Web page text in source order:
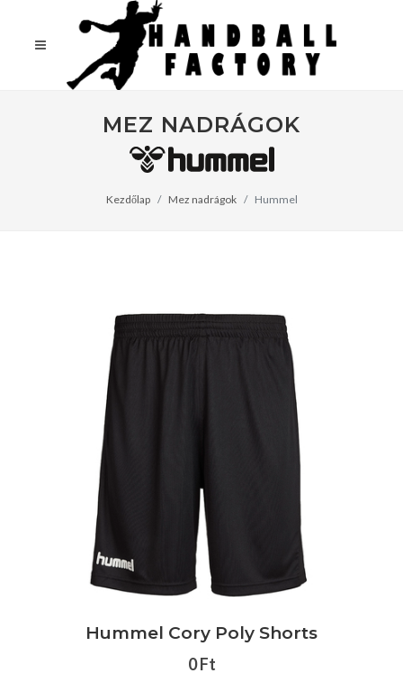
MEZ NADRÁGOK
Kezdőlap Mez nadrágok Hummel
Hummel Cory Poly Shorts
0 Ft